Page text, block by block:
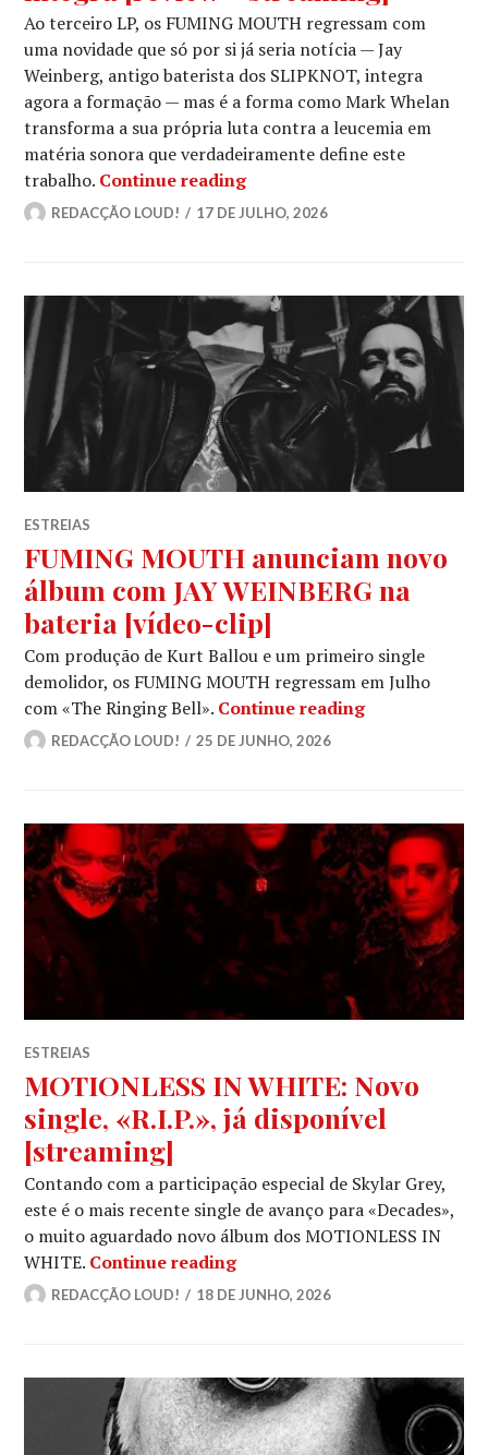
Ao terceiro LP, os FUMING MOUTH regressam com
uma novidade que só por si já seria notícia — Jay
Weinberg, antigo baterista dos SLIPKNOT, integra
agora a formação — mas é a forma como Mark Whelan
transforma a sua própria luta contra a leucemia em
matéria sonora que verdadeiramente define este
trabalho. Continue readingFUMING MOUTH: Novo
REDACÇÃO LOUD! 17 DE JULHO, 2026
ESTREIAS
FUMING MOUTH anunciam novo
álbum com JAY WEINBERG na
bateria [vídeo-clip]
Com produção de Kurt Ballou e um primeiro single
demolidor, os FUMING MOUTH regressam em Julho
com «The Ringing Bell». Continue readingFUMING
REDACÇÃO LOUD! 25 DE JUNHO, 2026
ESTREIAS
MOTIONLESS IN WHITE: Novo
single, «R.I.P.», já disponível
[streaming]
Contando com a participação especial de Skylar Grey,
este é o mais recente single de avanço para «Decades»,
o muito aguardado novo álbum dos MOTIONLESS IN
WHITE. Continue readingMOTIONLESS IN WHITE:
REDACÇÃO LOUD! 18 DE JUNHO, 2026